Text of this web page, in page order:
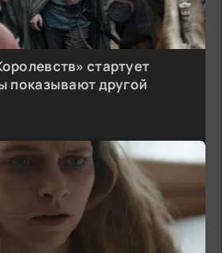
стартует
показывают другой